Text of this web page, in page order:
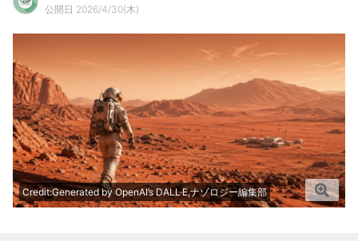
公開日 2026/4/30(木)
Credit:Generated by OpenAI’s DALL·E,ナゾロジー編集部